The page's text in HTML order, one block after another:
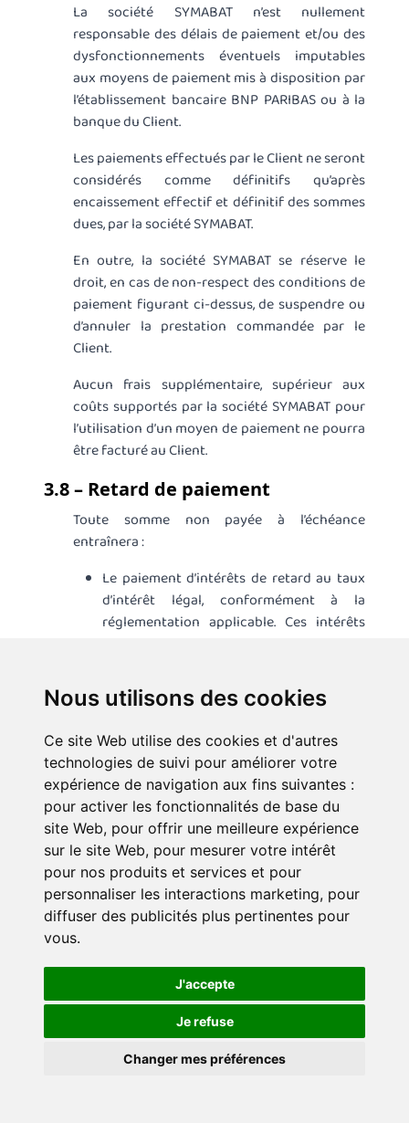
La société SYMABAT n’est nullement
responsable des délais de paiement et/ou des
dysfonctionnements éventuels imputables
aux moyens de paiement mis à disposition par
l’établissement bancaire BNP PARIBAS ou à la
banque du Client.
Les paiements effectués par le Client ne seront
considérés comme définitifs qu’après
encaissement effectif et définitif des sommes
dues, par la société SYMABAT.
En outre, la société SYMABAT se réserve le
droit, en cas de non-respect des conditions de
paiement figurant ci-dessus, de suspendre ou
d’annuler la prestation commandée par le
Client.
Aucun frais supplémentaire, supérieur aux
coûts supportés par la société SYMABAT pour
l’utilisation d’un moyen de paiement ne pourra
être facturé au Client.
3.8 – Retard de paiement
Toute somme non payée à l’échéance
entraînera :
Le paiement d’intérêts de retard au taux
d’intérêt légal, conformément à la
réglementation applicable. Ces intérêts
Le remboursement à la société SYMABAT
supporter, du fait notamment d’un rejet
du chèque, d’un rejet ou d’une annulation
du prélèvement SEPA ;
L’exigibilité immédiate de toutes les
factures non encore échues.
Le défaut de paiement après mise en demeure
restée infructueuse pendant quinze (15) jours
pourra entraîner la suspension du contrat aux
torts exclusifs du Client. Celle-ci prendra effet
quinze (15) jours à compter de la première
présentation du courrier recommandé de mise
en demeure de paiement au Client.
En cas de nouvelle mise en demeure restée
Nous utilisons des cookies
Ce site Web utilise des cookies et d'autres
technologies de suivi pour améliorer votre
expérience de navigation aux fins suivantes :
pour activer les fonctionnalités de base du
site Web, pour offrir une meilleure expérience
sur le site Web, pour mesurer votre intérêt
pour nos produits et services et pour
personnaliser les interactions marketing, pour
diffuser des publicités plus pertinentes pour
vous.
J'accepte
Je refuse
Changer mes préférences